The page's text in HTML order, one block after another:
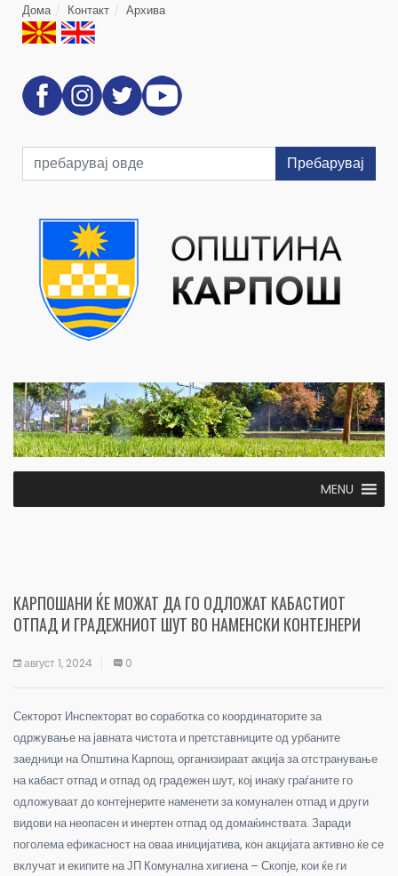
Дома Контакт Архива
Пребарувај
MENU
КАРПОШАНИ ЌЕ МОЖАТ ДА ГО ОДЛОЖАТ КАБАСТИОТ
ОТПАД И ГРАДЕЖНИОТ ШУТ ВО НАМЕНСКИ КОНТЕЈНЕРИ
август 1, 2024 0
Секторот Инспекторат во соработка со координаторите за
одржување на јавната чистота и претставниците од урбаните
заедници на Општина Карпош, организираат акција за отстранување
на кабаст отпад и отпад од градежен шут, кој инаку граѓаните го
одложуваат до контејнерите наменети за комунален отпад и други
видови на неопасен и инертен отпад од домаќинствата. Заради
поголема ефикасност на оваа иницијатива, кон акцијата активно ќе се
вклучат и екипите на ЈП Комунална хигиена – Скопје, кои ќе ги